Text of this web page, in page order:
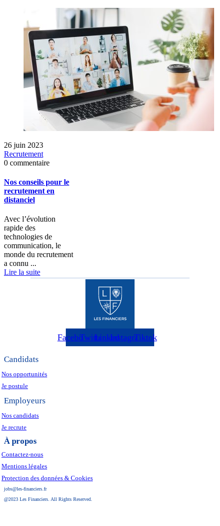
26 juin 2023
Recrutement
0 commentaire
Nos conseils pour le
recrutement en
distanciel
Avec l’évolution
rapide des
technologies de
communication, le
monde du recrutement
a connu ...
Lire la suite
FacebookTwitterLinkedinInstagramTiktok
Candidats
Nos opportunités
Je postule
Employeurs
Nos candidats
Je recrute
À propos
Contactez-nous
Mentions légales
Protection des données & Cookies
jobs@les-financiers.fr
@2023 Les Financiers. All Rights Reserved.